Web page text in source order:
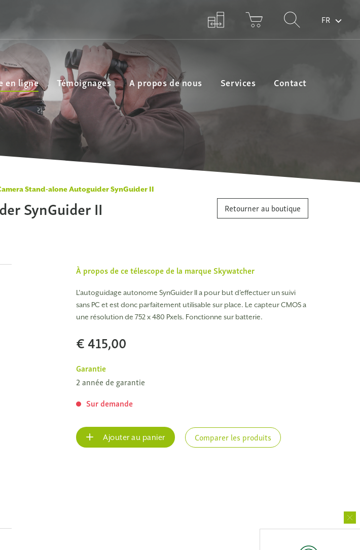
FR
en ligne Témoignages A propos de nous Services Contact
Stand-alone Autoguider SynGuider II
SynGuider II Retourner au boutique
À propos de ce télescope de la marqueSkywatcher
L'autoguidage autonome SynGuider II a pour but d'effectuer un suivi
sans PC et est donc parfaitement utilisable sur place. Le capteur CMOS a
une résolution de 752 x 480 Pxels. Fonctionne sur batterie.
€ 415,00
Garantie
2 année de garantie
Sur demande
Ajouter au panier Comparer les produits